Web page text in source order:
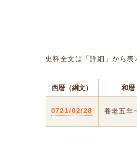
史料全文は「詳細」から
西暦（綱文） 和暦
0721/02/28 養老五年